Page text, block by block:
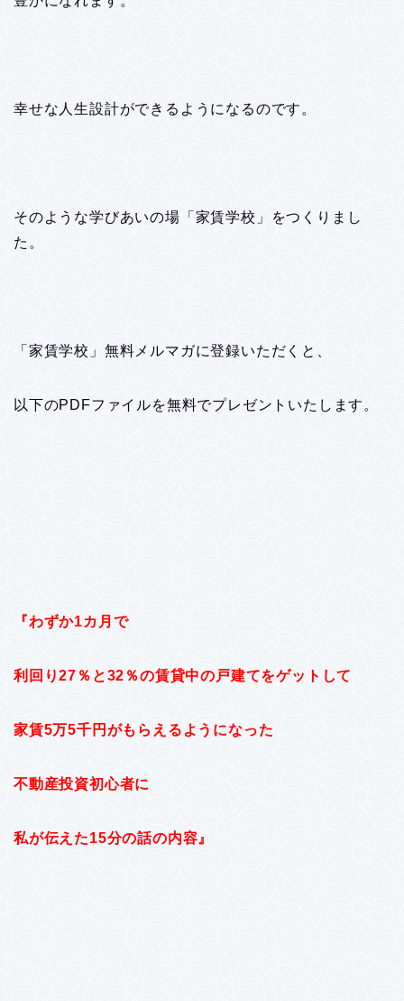
幸せな人生設計ができるようになるのです。
そのような学びあいの場「家賃学校」をつくりまし
た。
「家賃学校」無料メルマガに登録いただくと、
以下のPDFファイルを無料でプレゼントいたします。
『わずか1カ月で
利回り27％と32％の賃貸中の戸建てをゲットして
家賃5万5千円がもらえるようになった
不動産投資初心者に
私が伝えた15分の話の内容』